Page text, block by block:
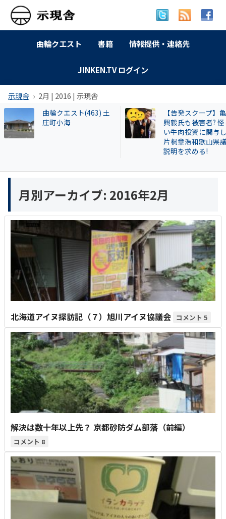
曲輪クエスト 書籍 情報提供・連絡先
JINKEN.TV ログイン
示現舎 2月 | 2016 | 示現舎
曲輪クエスト(463) 土
庄町小海
【告発スクープ】
興毅氏も被害者?
い牛肉投資に関与
片桐章浩和歌山県
説明を求める!
月別アーカイブ: 2016年2月
北海道アイヌ探訪記（７）旭川アイヌ協議会 5
解決は数十年以上先？ 京都砂防ダム部落（前編）
8